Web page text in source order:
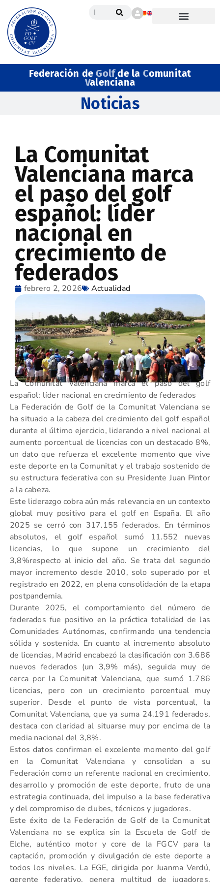
Federación deGolfde la Comunitat
Valenciana
Noticias
La Comunitat
Valenciana marca
el paso del golf
español: líder
nacional en
crecimiento de
federados
febrero 2, 2026 Actualidad
La Comunitat Valenciana marca el paso del golf
español: líder nacional en crecimiento de federados
La Federación de Golf de la Comunitat Valenciana se
ha situado a la cabeza del crecimiento del golf español
durante el último ejercicio, liderando a nivel nacional el
aumento porcentual de licencias con un destacado 8%,
un dato que refuerza el excelente momento que vive
este deporte en la Comunitat y el trabajo sostenido de
su estructura federativa con su Presidente Juan Pintor
a la cabeza.
Este liderazgo cobra aún más relevancia en un contexto
global muy positivo para el golf en España. El año
2025 se cerró con 317.155 federados. En términos
absolutos, el golf español sumó 11.552 nuevas
licencias, lo que supone un crecimiento del
3,8%respecto al inicio del año. Se trata del segundo
mayor incremento desde 2010, solo superado por el
registrado en 2022, en plena consolidación de la etapa
postpandemia.
Durante 2025, el comportamiento del número de
federados fue positivo en la práctica totalidad de las
Comunidades Autónomas, confirmando una tendencia
sólida y sostenida. En cuanto al incremento absoluto
de licencias, Madrid encabezó la clasificación con 3.686
nuevos federados (un 3,9% más), seguida muy de
cerca por la Comunitat Valenciana, que sumó 1.786
licencias, pero con un crecimiento porcentual muy
superior. Desde el punto de vista porcentual, la
Comunitat Valenciana, que ya suma 24.191 federados,
destaca con claridad al situarse muy por encima de la
media nacional del 3,8%.
Estos datos confirman el excelente momento del golf
en la Comunitat Valenciana y consolidan a su
Federación como un referente nacional en crecimiento,
desarrollo y promoción de este deporte, fruto de una
estrategia continuada, del impulso a la base federativa
y del compromiso de clubes, técnicos y jugadores.
Este éxito de la Federación de Golf de la Comunitat
Valenciana no se explica sin la Escuela de Golf de
Elche, auténtico motor y core de la FGCV para la
captación, promoción y divulgación de este deporte a
todos los niveles. La EGE, dirigida por Juanma Verdú,
gerente federativo, genera multitud de jugadores,